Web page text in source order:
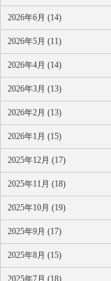
2026年6月 (14)
2026年5月 (11)
2026年4月 (14)
2026年3月 (13)
2026年2月 (13)
2026年1月 (15)
2025年12月 (17)
2025年11月 (18)
2025年10月 (19)
2025年9月 (17)
2025年8月 (15)